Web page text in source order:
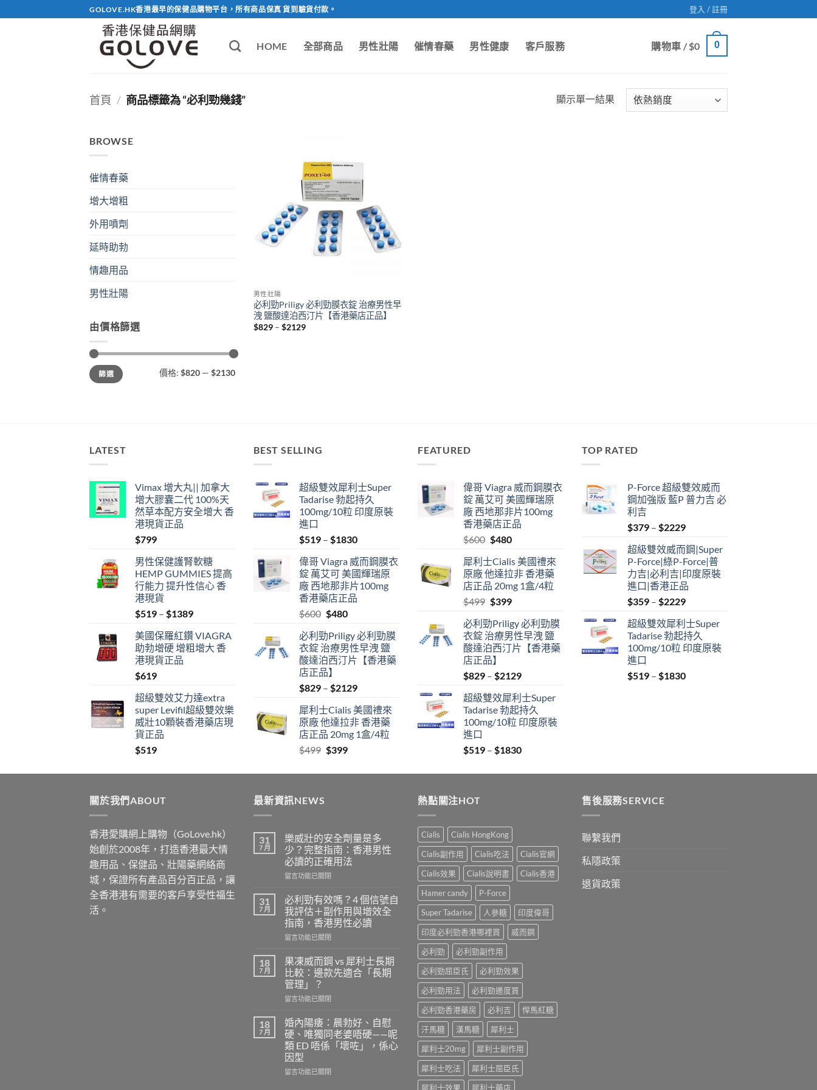
to
GOLOVE.HK香港最早的保健品購物平台，所有商品保真 貨到驗貨付款。 登入 / 註冊
HOME 全部商品 男性壯陽 催情春藥 男性健康 客戶服務 購物車 /$0 0
首頁 / 商品標籤為 “必利勁幾錢” 顯示單一結果
BROWSE
催情春藥
增大增粗
外用噴劑
延時助勃
情趣用品
男性壯陽
由價格篩選
最
低
價
最
高
價
篩選 價格: $820 — $2130
男性壯陽
必利勁Priligy 必利勁膜衣錠 治療男性早
洩 鹽酸達泊西汀片【香港藥店正品】
$829 – $2129Price
LATEST
Vimax 增大丸|| 加拿大
增大膠囊二代 100%天
然草本配方安全增大 香
港現貨正品
$799
男性保健護腎軟糖
HEMP GUMMIES 提高
行能力 提升性信心 香
港現貨
$519 – $1389Price
$519
through
美國保羅紅鑽 VIAGRA
助勃增硬 增粗增大 香
港現貨正品
$619
超級雙效艾力達extra
super Levifil超級雙效樂
威壯10顆裝香港藥店現
貨正品
$519
BEST SELLING
超級雙效犀利士Super
Tadarise 勃起持久
100mg/10粒 印度原裝
進口
$519 – $1830Price
$519
through
$1830
偉哥 Viagra 威而鋼膜衣
錠 萬艾可 美國輝瑞原
廠 西地那非片100mg
香港藥店正品
$600 Original
was:
$600.
$480Current
is:
$480.
必利勁Priligy 必利勁膜
衣錠 治療男性早洩 鹽
酸達泊西汀片【香港藥
店正品】
$829 – $2129Price
$829
through
$2129
犀利士Cialis 美國禮來
原廠 他達拉非 香港藥
店正品 20mg 1盒/4粒
$499 Original
was:
$399Current
is:
FEATURED
偉哥 Viagra 威而鋼膜衣
錠 萬艾可 美國輝瑞原
廠 西地那非片100mg
香港藥店正品
$600 Original
was:
$600.
$480Current
is:
$480.
犀利士Cialis 美國禮來
原廠 他達拉非 香港藥
店正品 20mg 1盒/4粒
$499 Original
was:
$499.
$399Current
is:
$399.
必利勁Priligy 必利勁膜
衣錠 治療男性早洩 鹽
酸達泊西汀片【香港藥
店正品】
$829 – $2129Price
$829
through
$2129
超級雙效犀利士Super
Tadarise 勃起持久
100mg/10粒 印度原裝
進口
$519 – $1830Price
$519
TOP RATED
P-Force 超級雙效威而
鋼加強版 藍P 普力吉 必
利吉
$379 – $2229Price
$379
through
$2229
超級雙效威而鋼|Super
P-Force|綠P-Force|普
力吉|必利吉|印度原裝
進口|香港正品
$359 – $2229Price
$359
through
$2229
超級雙效犀利士Super
Tadarise 勃起持久
100mg/10粒 印度原裝
進口
$519 – $1830Price
關於我們ABOUT
香港愛購網上購物（GoLove.hk）
始創於2008年，打造香港最大情
趣用品、保健品、壯陽藥網絡商
城，保證所有產品百分百正品，讓
全香港港有需要的客戶享受性福生
活。
最新資訊NEWS
31
7 月
樂威壯的安全劑量是多
少？完整指南：香港男性
必讀的正確用法
在
威
壯
的
安
全
量
是
多
少？
完
指
南：
香
港
男
性
留言功能已關閉
31
7 月
必利勁有效嗎？4 個信號自
我評估＋副作用與增效全
指南，香港男性必讀
在
利
勁
有
效
嗎？
個
信
號
自
我
評
留言功能已關閉
18
7 月
果凍威而鋼 vs 犀利士長期
比較：邊款先適合「長期
管理」？
在
凍
威
而
鋼
vs
犀
留言功能已關閉
18
7 月
婚內陽痿：晨勃好、自慰
硬、唯獨同老婆唔硬——呢
類 ED 唔係「壞咗」，係心
因型
在
留言功能已關閉
熱點關注HOT
Cialis
Cialis HongKong
Cialis副作用
Cialis吃法
Cialis官網
Cialis效果
Cialis說明書
Cialis香港
Hamer candy
P-Force
Super Tadarise
人參糖
印度偉哥
印度必利勁香港哪裡買
威而鋼
必利勁
必利勁副作用
必利勁屈臣氏
必利勁效果
必利勁用法
必利勁邊度買
必利勁香港藥房
必利吉
悍馬紅糖
汗馬糖
漢馬糖
犀利士
犀利士20mg
犀利士副作用
犀利士吃法
犀利士屈臣氏
犀利士效果
犀利士藥店
售後服務SERVICE
聯繫我們
私隱政策
退貨政策